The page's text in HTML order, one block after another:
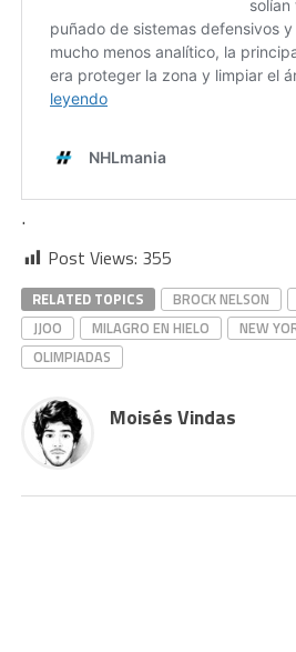
.
Post Views: 355
RELATED TOPICS BROCK NELSON
JJOO
MILAGRO EN HIELO NEW
OLIMPIADAS
Moisés Vindas